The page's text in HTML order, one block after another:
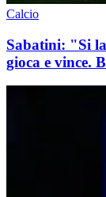
Calcio
Sabatini: "Si
gioca e vince.